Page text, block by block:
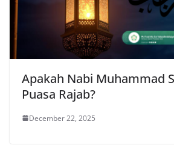
Apakah Nabi Muhammad
Puasa Rajab?
December 22, 2025